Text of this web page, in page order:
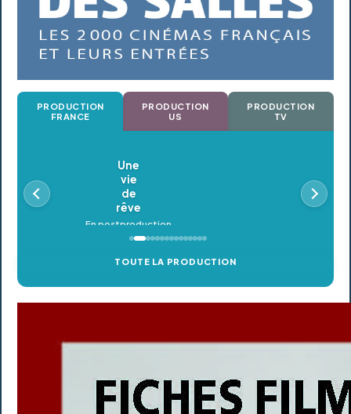
PRODUCTION
FRANCE
PRODUCTION
US
PRODUCTION
TV
Oldeupe
En postproduction
TOUTE LA PRODUCTION